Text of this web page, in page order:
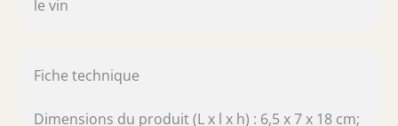
le vin
Fiche technique
Dimensions du produit (L x l x h) : 6,5 x 7 x 18 cm;